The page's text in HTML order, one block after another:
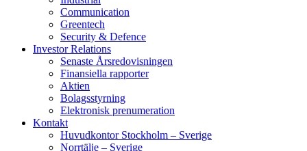
Communication
Greentech
Security & Defence
Investor Relations
Senaste Årsredovisningen
Finansiella rapporter
Aktien
Bolagsstyrning
Elektronisk prenumeration
Kontakt
Huvudkontor Stockholm – Sverige
Norrtälje – Sverige